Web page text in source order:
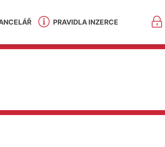
PRAVIDLA INZERCE